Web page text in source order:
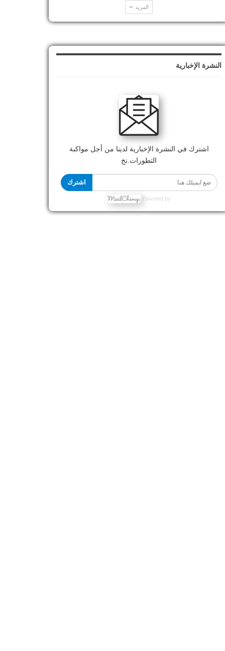
المزيد
النشرة الإخبارية
اشترك في النشرة الإخبارية لدينا من أجل مواكبة
التطورات.نخ
اشترك
Powered by